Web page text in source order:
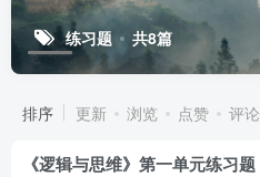
练习题 共8篇
排序 更新 浏览 点赞 评论
《逻辑与思维》第一单元练习题